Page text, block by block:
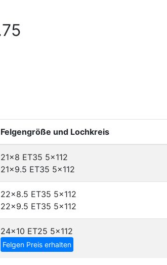
Felgengröße und Lochkreis
21x8 ET35 5x112
21x9.5 ET35 5x112
22x8.5 ET35 5x112
22x9.5 ET35 5x112
24x10 ET25 5x112
Felgen Preis erhalten